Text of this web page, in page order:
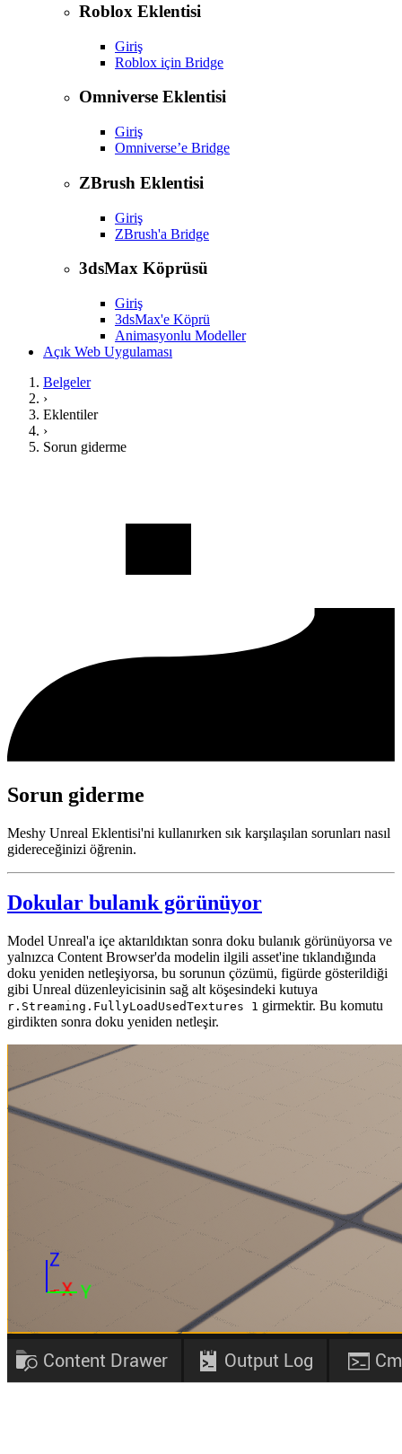
Roblox Eklentisi
Giriş
Roblox için Bridge
Omniverse Eklentisi
Giriş
Omniverse’e Bridge
ZBrush Eklentisi
Giriş
ZBrush'a Bridge
3dsMax Köprüsü
Giriş
3dsMax'e Köprü
Animasyonlu Modeller
Açık Web Uygulaması
Belgeler
›
Eklentiler
›
Sorun giderme
Sorun giderme
Meshy Unreal Eklentisi'ni kullanırken sık karşılaşılan sorunları nasıl
gidereceğinizi öğrenin.
Dokular bulanık görünüyor
Model Unreal'a içe aktarıldıktan sonra doku bulanık görünüyorsa ve
yalnızca Content Browser'da modelin ilgili asset'ine tıklandığında
doku yeniden netleşiyorsa, bu sorunun çözümü, figürde gösterildiği
gibi Unreal düzenleyicisinin sağ alt köşesindeki kutuya
r.Streaming.FullyLoadUsedTextures 1 girmektir. Bu komutu
girdikten sonra doku yeniden netleşir.